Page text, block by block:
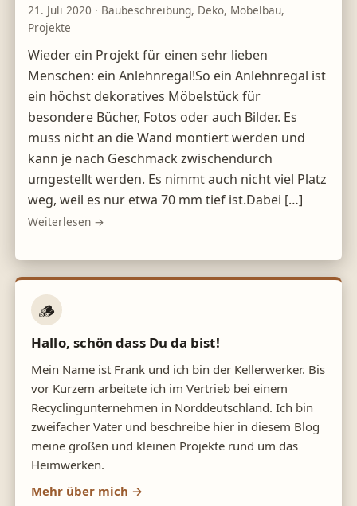
21. Juli 2020 · Baubeschreibung, Deko, Möbelbau,
Projekte
Wieder ein Projekt für einen sehr lieben
Menschen: ein Anlehnregal!So ein Anlehnregal ist
ein höchst dekoratives Möbelstück für
besondere Bücher, Fotos oder auch Bilder. Es
muss nicht an die Wand montiert werden und
kann je nach Geschmack zwischendurch
umgestellt werden. Es nimmt auch nicht viel Platz
weg, weil es nur etwa 70 mm tief ist.Dabei […]
Weiterlesen →
🪵
Hallo, schön dass Du da bist!
Mein Name ist Frank und ich bin der Kellerwerker. Bis
vor Kurzem arbeitete ich im Vertrieb bei einem
Recyclingunternehmen in Norddeutschland. Ich bin
zweifacher Vater und beschreibe hier in diesem Blog
meine großen und kleinen Projekte rund um das
Heimwerken.
Mehr über mich →